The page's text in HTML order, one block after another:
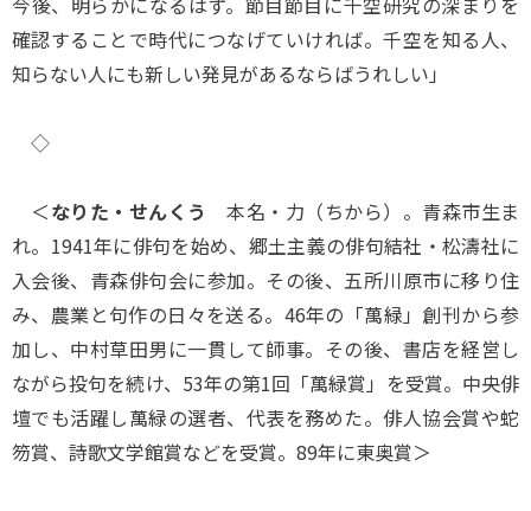
確認することで時代につなげていければ。千空を知る人、
知らない人にも新しい発見があるならばうれしい」
◇
＜なりた・せんくう
本名・力（ちから）。青森市生ま
れ。1941年に俳句を始め、郷土主義の俳句結社・松濤社に
入会後、青森俳句会に参加。その後、五所川原市に移り住
み、農業と句作の日々を送る。46年の「萬緑」創刊から参
加し、中村草田男に一貫して師事。その後、書店を経営し
ながら投句を続け、53年の第1回「萬緑賞」を受賞。中央俳
壇でも活躍し萬緑の選者、代表を務めた。俳人協会賞や蛇
笏賞、詩歌文学館賞などを受賞。89年に東奥賞＞